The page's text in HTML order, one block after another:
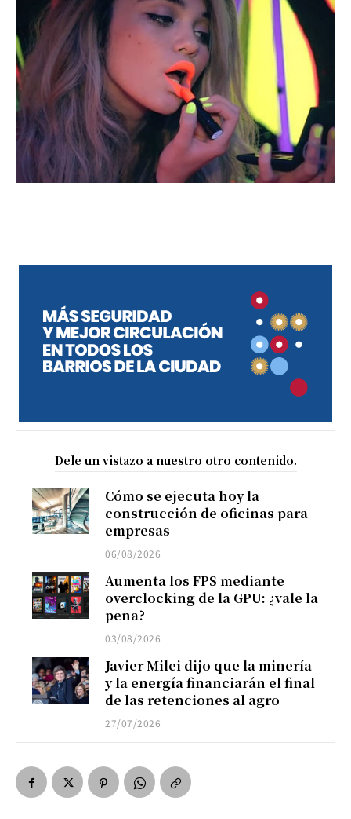
Dele un vistazo a nuestro otro contenido.
Cómo se ejecuta hoy la
construcción de oficinas para
empresas
06/08/2026
Aumenta los FPS mediante
overclocking de la GPU: ¿vale la
pena?
03/08/2026
Javier Milei dijo que la minería
y la energía financiarán el final
de las retenciones al agro
27/07/2026